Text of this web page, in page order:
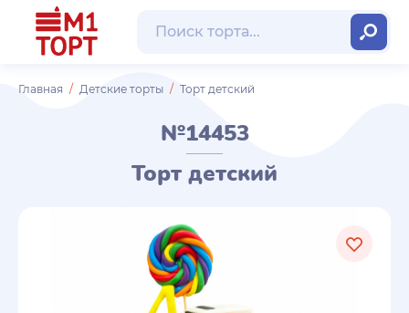
Главная Детские торты Торт детский
№14453
Торт детский